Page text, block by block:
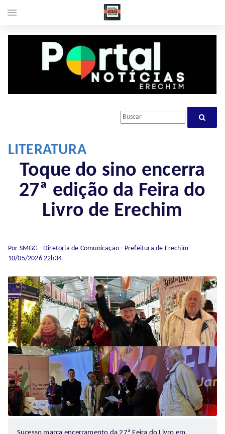
LITERATURA
Toque do sino encerra
27ª edição da Feira do
Livro de Erechim
Por SMGG - Diretoria de Comunicação - Prefeitura de Erechim
10/05/2026 22h34
menu